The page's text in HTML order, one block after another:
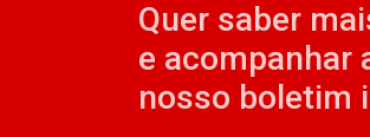
Quer saber
e acompanhar
nosso boletim